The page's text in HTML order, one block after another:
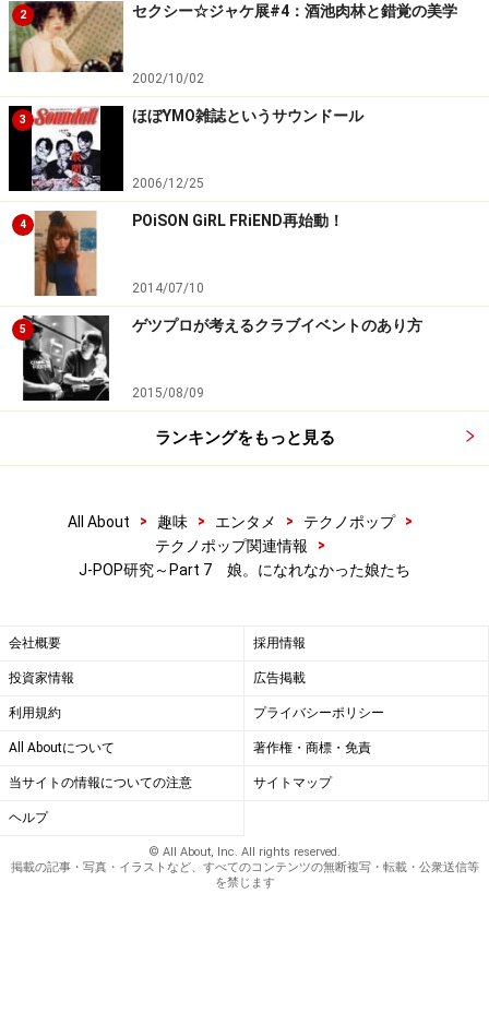
2 セクシー☆ジャケ展#4：酒池肉林と錯覚の美学
2002/10/02
3 ほぼYMO雑誌というサウンドール
2006/12/25
4 POiSON GiRL FRiEND再始動！
2014/07/10
5 ゲツプロが考えるクラブイベントのあり方
2015/08/09
ランキングをもっと見る
All About > 趣味 > エンタメ > テクノポップ
>
テクノポップ関連情報
>
J-POP研究～Part 7 娘。になれなかった娘たち
会社概要 採用情報
投資家情報 広告掲載
利用規約 プライバシーポリシー
All Aboutについて 著作権・商標・免責
当サイトの情報についての注意 サイトマップ
ヘルプ
© All About, Inc. All rights reserved.
掲載の記事・写真・イラストなど、すべてのコンテンツの無断複写・転載・公衆送信等
を禁じます